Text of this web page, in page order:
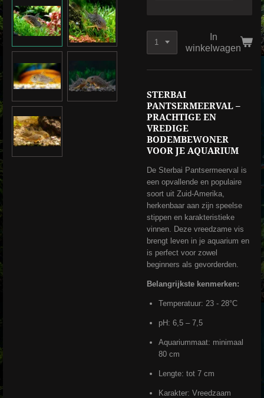
In
winkelwagen
STERBAI
PANTSERMEERVAL –
PRACHTIGE EN
VREDIGE
BODEMBEWONER
VOOR JE AQUARIUM
De Sterbai Pantsermeerval is
een opvallende en populaire
soort uit Zuid-Amerika,
herkenbaar aan zijn speelse
stippen en karakteristieke
vinnen. Deze vreedzame vis
brengt leven in je aquarium en
is perfect voor zowel
beginners als gevorderden.
Belangrijkste kenmerken:
Temperatuur: 23 - 28°C
pH: 6,5 – 7,5
Aquariummaat: minimaal
80 cm
Lengte: tot 7 cm
Karakter: Vreedzaam